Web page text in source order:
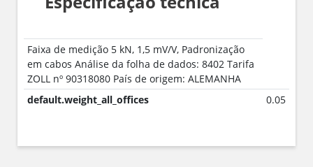
Faixa de medição 5 kN, 1,5 mV/V, Padronização
em cabos Análise da folha de dados: 8402 Tarifa
ZOLL nº 90318080 País de origem: ALEMANHA
default.weight_all_offices
0.05